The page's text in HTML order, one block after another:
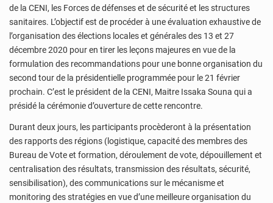
de la CENI, les Forces de défenses et de sécurité et les structures
sanitaires. L’objectif est de procéder à une évaluation exhaustive de
l’organisation des élections locales et générales des 13 et 27
décembre 2020 pour en tirer les leçons majeures en vue de la
formulation des recommandations pour une bonne organisation du
second tour de la présidentielle programmée pour le 21 février
prochain. C’est le président de la CENI, Maitre Issaka Souna qui a
présidé la cérémonie d’ouverture de cette rencontre.
Durant deux jours, les participants procèderont à la présentation
des rapports des régions (logistique, capacité des membres des
Bureau de Vote et formation, déroulement de vote, dépouillement et
centralisation des résultats, transmission des résultats, sécurité,
sensibilisation), des communications sur le mécanisme et
monitoring des stratégies en vue d’une meilleure organisation du